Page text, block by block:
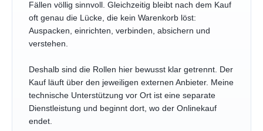
Fällen völlig sinnvoll. Gleichzeitig bleibt nach dem Kauf
oft genau die Lücke, die kein Warenkorb löst:
Auspacken, einrichten, verbinden, absichern und
verstehen.
Deshalb sind die Rollen hier bewusst klar getrennt. Der
Kauf läuft über den jeweiligen externen Anbieter. Meine
technische Unterstützung vor Ort ist eine separate
Dienstleistung und beginnt dort, wo der Onlinekauf
endet.